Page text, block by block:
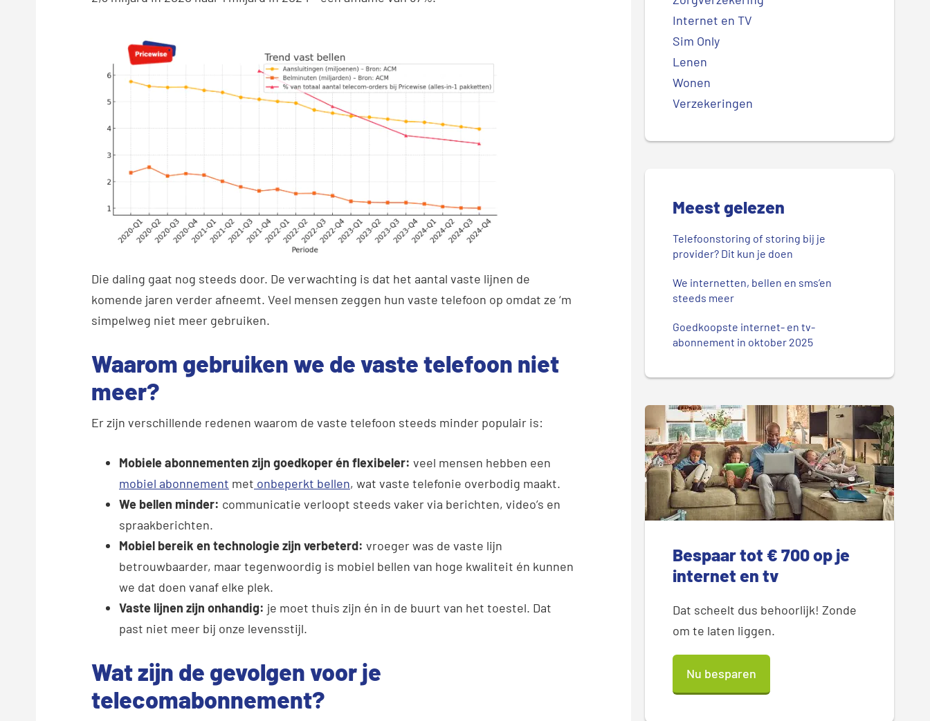
Die daling gaat nog steeds door. De verwachting is dat het aantal vaste lijnen de
komende jaren verder afneemt. Veel mensen zeggen hun vaste telefoon op omdat ze ‘m
simpelweg niet meer gebruiken.
Waarom gebruiken we de vaste telefoon niet
meer?
Er zijn verschillende redenen waarom de vaste telefoon steeds minder populair is:
Mobiele abonnementen zijn goedkoper én flexibeler: veel mensen hebben een
mobiel abonnement met onbeperkt bellen, wat vaste telefonie overbodig maakt.
We bellen minder: communicatie verloopt steeds vaker via berichten, video’s en
spraakberichten.
Mobiel bereik en technologie zijn verbeterd: vroeger was de vaste lijn
betrouwbaarder, maar tegenwoordig is mobiel bellen van hoge kwaliteit én kunnen
we dat doen vanaf elke plek.
Vaste lijnen zijn onhandig: je moet thuis zijn én in de buurt van het toestel. Dat
past niet meer bij onze levensstijl.
Wat zijn de gevolgen voor je
telecomabonnement?
Internet en TV
Sim Only
Lenen
Wonen
Verzekeringen
Meest gelezen
Telefoonstoring of storing bij je
provider? Dit kun je doen
We internetten, bellen en sms’en
steeds meer
Goedkoopste internet- en tv-
abonnement in oktober 2025
Bespaar tot € 700 op je
internet en tv
Dat scheelt dus behoorlijk! Zonde
om te laten liggen.
Nu besparen